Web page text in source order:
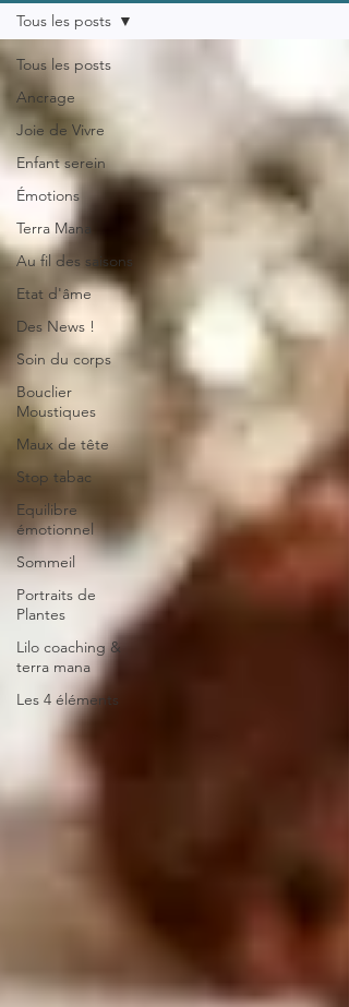
Tous les posts
Ancrage
Joie de Vivre
Enfant serein
Émotions
Terra Mana
Au fil des saisons
Etat d'âme
Des News !
Soin du corps
Bouclier
Moustiques
Maux de tête
Stop tabac
Equilibre
émotionnel
Sommeil
Portraits de
Plantes
Lilo coaching &
terra mana
Les 4 éléments
Tous les posts